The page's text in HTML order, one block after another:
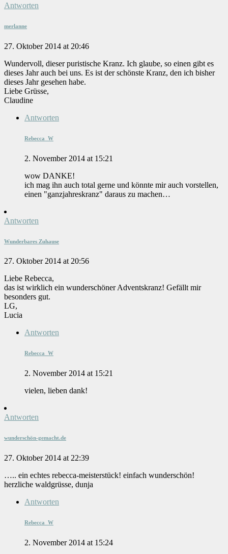
Antworten
merlanne
27. Oktober 2014 at 20:46
Wundervoll, dieser puristische Kranz. Ich glaube, so einen gibt es
dieses Jahr auch bei uns. Es ist der schönste Kranz, den ich bisher
dieses Jahr gesehen habe.
Liebe Grüsse,
Claudine
Antworten
Rebecca_W
2. November 2014 at 15:21
wow DANKE!
ich mag ihn auch total gerne und könnte mir auch vorstellen,
einen "ganzjahreskranz" daraus zu machen…
Antworten
Wunderbares Zuhause
27. Oktober 2014 at 20:56
Liebe Rebecca,
das ist wirklich ein wunderschöner Adventskranz! Gefällt mir
besonders gut.
LG,
Lucia
Antworten
Rebecca_W
2. November 2014 at 15:21
vielen, lieben dank!
Antworten
wunderschön-gemacht.de
27. Oktober 2014 at 22:39
….. ein echtes rebecca-meisterstück! einfach wunderschön!
herzliche waldgrüsse, dunja
Antworten
Rebecca_W
2. November 2014 at 15:24